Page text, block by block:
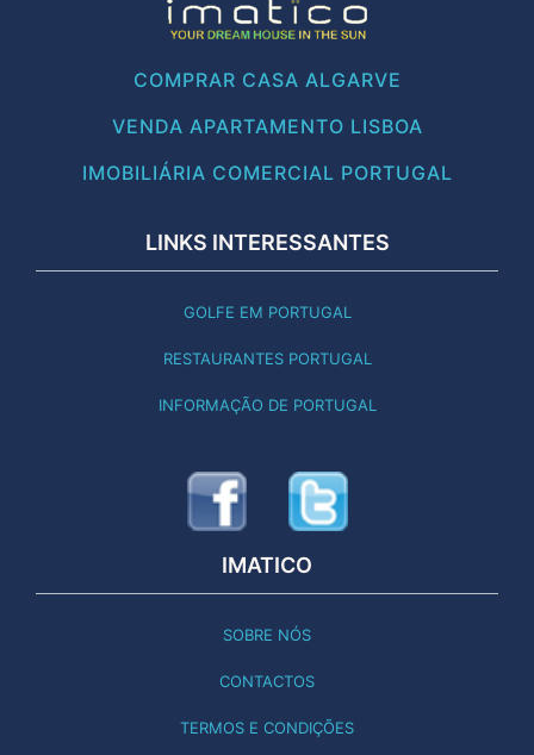
COMPRAR CASA ALGARVE
VENDA APARTAMENTO LISBOA
IMOBILIÁRIA COMERCIAL PORTUGAL
LINKS INTERESSANTES
GOLFE EM PORTUGAL
RESTAURANTES PORTUGAL
INFORMAÇÃO DE PORTUGAL
IMATICO
SOBRE NÓS
CONTACTOS
TERMOS E CONDIÇÕES